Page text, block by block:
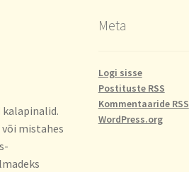
mistahes
Meta
Logi sisse
Postituste RSS
Kommentaaride RSS
WordPress.org